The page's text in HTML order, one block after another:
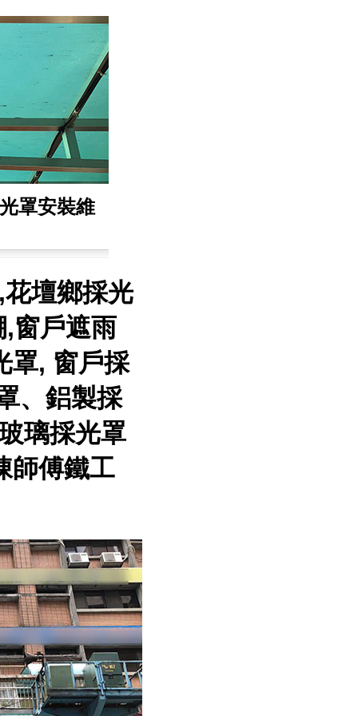
罩安裝維
壇鄉採光
窗戶遮雨
罩, 窗戶採
、鋁製採
璃採光罩
師傅鐵工